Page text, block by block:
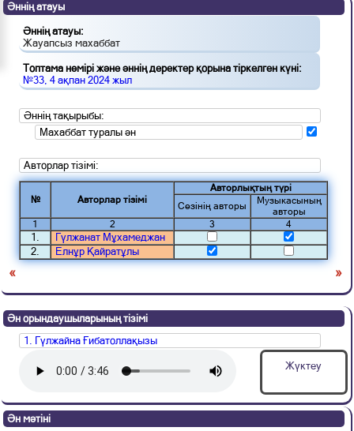
Әннің атауы
Әннің атауы:
Жауапсыз махаббат
Топтама нөмірі және әннің деректер қорына тіркелген күні:
№33, 4 ақпан 2024 жыл
Әннің тақырыбы:
Махаббат туралы ән
Авторлар тізімі:
№ Авторлар тізімі
Авторлықтың түрі
Сөзінің авторы
Музыкасының
авторы
1
2 3 4
1.
Гүлжанат Мұхамеджан
2.
Елнұр Қайратұлы
« »
Ән орындаушыларының тізімі
1. Гүлжайна Ғибатоллақызы
Жүктеу
Ән мәтіні